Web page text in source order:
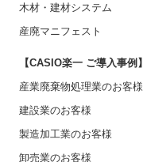
木材・建材システム
産廃マニフェスト
【CASIO楽一 ご導入事例】
産業廃棄物処理業のお客様
建設業のお客様
製造加工業のお客様
卸売業のお客様